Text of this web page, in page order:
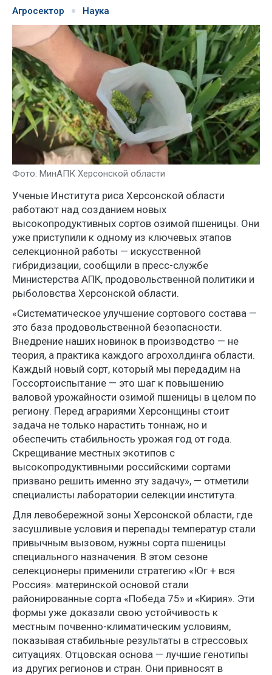
Агросектор Наука
Фото: МинАПК Херсонской области
Ученые Института риса Херсонской области
работают над созданием новых
высокопродуктивных сортов озимой пшеницы. Они
уже приступили к одному из ключевых этапов
селекционной работы — искусственной
гибридизации, сообщили в пресс-службе
Министерства АПК, продовольственной политики и
рыболовства Херсонской области.
«Систематическое улучшение сортового состава —
это база продовольственной безопасности.
Внедрение наших новинок в производство — не
теория, а практика каждого агрохолдинга области.
Каждый новый сорт, который мы передадим на
Госсортоиспытание — это шаг к повышению
валовой урожайности озимой пшеницы в целом по
региону. Перед аграриями Херсонщины стоит
задача не только нарастить тоннаж, но и
обеспечить стабильность урожая год от года.
Скрещивание местных экотипов с
высокопродуктивными российскими сортами
призвано решить именно эту задачу», — отметили
специалисты лаборатории селекции института.
Для левобережной зоны Херсонской области, где
засушливые условия и перепады температур стали
привычным вызовом, нужны сорта пшеницы
специального назначения. В этом сезоне
селекционеры применили стратегию «Юг + вся
Россия»: материнской основой стали
районированные сорта «Победа 75» и «Кирия». Эти
формы уже доказали свою устойчивость к
местным почвенно-климатическим условиям,
показывая стабильные результаты в стрессовых
ситуациях. Отцовская основа — лучшие генотипы
из других регионов и стран. Они привносят в